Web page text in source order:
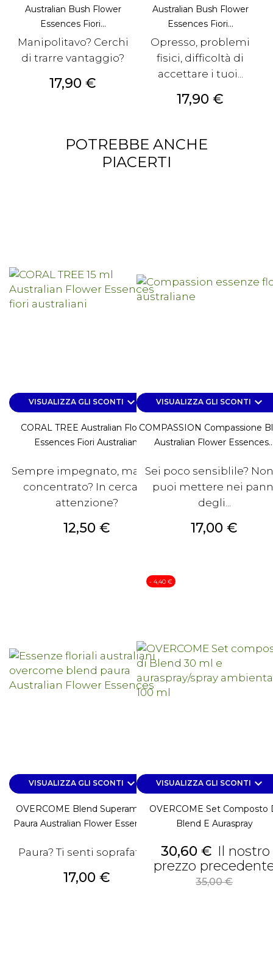
Australian Bush Flower
Essences Fiori...
Manipolitavo? Cerchi
di trarre vantaggio?
Prezzo
17,90 €
Australian Bush Flower
Essences Fiori...
Opresso, problemi
fisici, difficoltà di
accettare i tuoi...
Prezzo
17,90 €
POTREBBE ANCHE
PIACERTI
VISUALIZZA GLI SCONTI keyboard_arrow_down
CORAL TREE Australian Flower
Essences Fiori Australiani
Sempre impegnato, ma non
concentrato? In cerca di
attenzione?
Prezzo
12,50 €
VISUALIZZA GLI SCONTI keyboard_arrow_down
COMPASSION Compassione
Australian Flower
Sei poco sensiblile?
puoi mettere nei
degli...
Prezzo
17,00 €
VISUALIZZA GLI SCONTI keyboard_arrow_down
OVERCOME Blend Superamento
Paura Australian Flower Essences...
Paura? Ti senti soprafatto?
Prezzo
17,00 €
VISUALIZZA GLI SCONTI keyboard_arrow_down
OVERCOME Set Composto
Blend E Auraspray
Prezzo
30,60 € Il nostro
prezzo
35,00 €
- 4,40 €